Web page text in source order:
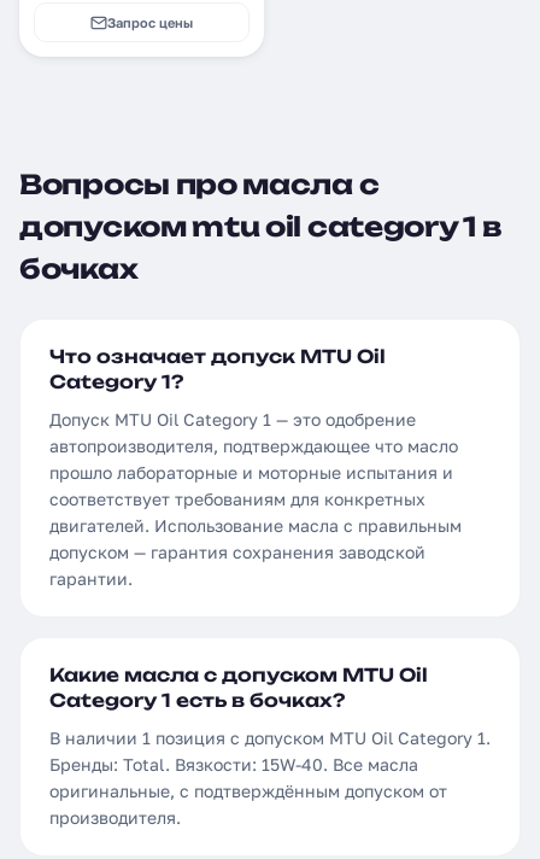
Запрос цены
Вопросы про масла с
допуском mtu oil category 1 в
бочках
Что означает допуск MTU Oil
Category 1?
Допуск MTU Oil Category 1 — это одобрение
автопроизводителя, подтверждающее что масло
прошло лабораторные и моторные испытания и
соответствует требованиям для конкретных
двигателей. Использование масла с правильным
допуском — гарантия сохранения заводской
гарантии.
Какие масла с допуском MTU Oil
Category 1 есть в бочках?
В наличии 1 позиция с допуском MTU Oil Category 1.
Бренды: Total. Вязкости: 15W-40. Все масла
оригинальные, с подтверждённым допуском от
производителя.